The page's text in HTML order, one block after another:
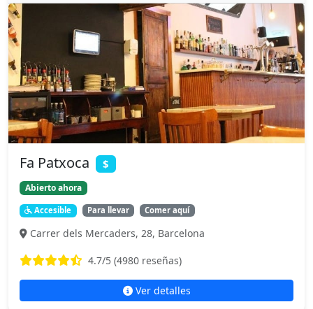
Fa Patxoca $
Abierto ahora
Accesible Para llevar Comer aquí
Carrer dels Mercaders, 28, Barcelona
4.7/5 (4980 reseñas)
Ver detalles